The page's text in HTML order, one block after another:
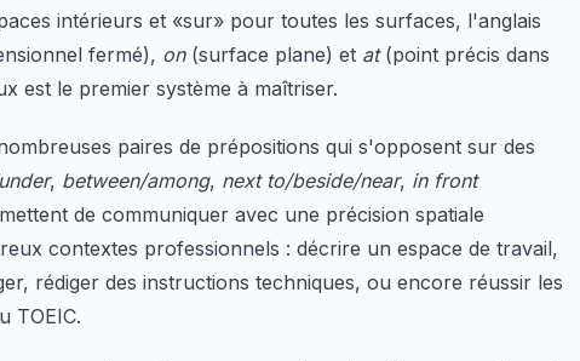
intérieurs et «sur» pour toutes les surfaces, l'anglais
fermé), on(surface plane) et at(point précis dans
est le premier système à maîtriser.
paires de prépositions qui s'opposent sur des
, between/among, next to/beside/near, in front
de communiquer avec une précision spatiale
contextes professionnels : décrire un espace de travail,
rédiger des instructions techniques, ou encore réussir les
TOEIC.